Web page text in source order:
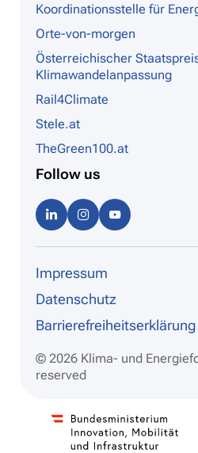
Koordinationsstelle für
Orte-von-morgen
Österreichischer
Klimawandelanpassung
Rail4Climate
Stele.at
TheGreen100.at
Follow us
Linke
dIn
Instag
ram be
Impressum
Datenschutz
Barrierefreiheitserklärung
© 2026 Klima- und
reserved